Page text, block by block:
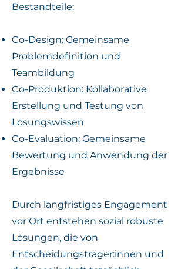
Bestandteile:
Co-Design: Gemeinsame
Problemdefinition und
Teambildung
Co-Produktion: Kollaborative
Erstellung und Testung von
Lösungswissen
Co-Evaluation: Gemeinsame
Bewertung und Anwendung der
Ergebnisse
Durch langfristiges Engagement
vor Ort entstehen sozial robuste
Lösungen, die von
Entscheidungsträger:innen und